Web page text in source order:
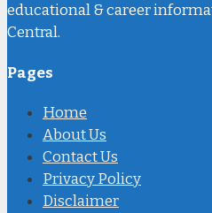
educational & career
Central.
Pages
Home
About Us
Contact Us
Privacy Policy
Disclaimer